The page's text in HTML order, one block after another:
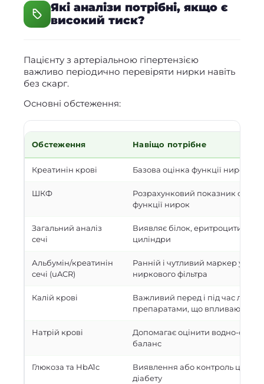
Які аналізи потрібні, якщо є
високий тиск?
Пацієнту з артеріальною гіпертензією
важливо періодично перевіряти нирки навіть
без скарг.
Основні обстеження:
Обстеження Навіщо потрібне
Креатинін крові Базова оцінка функції нирок
ШКФ
Розрахунковий показник
функції нирок
Загальний аналіз
сечі
Виявляє білок, еритроцити,
циліндри
Альбумін/креатинін
сечі (uACR)
Ранній і чутливий маркер
ниркового фільтра
Калій крові
Важливий перед і під час
препаратами, що впливають на
Натрій крові
Допомагає оцінити водно-
баланс
Глюкоза та HbA1c
Виявлення або контроль
діабету